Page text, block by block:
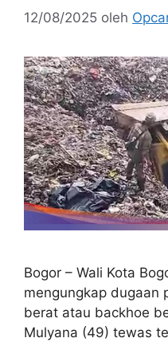
12/08/2025 oleh
Bogor – Wali Kota
mengungkap dugaan
berat atau backhoe
Mulyana (49) tewas